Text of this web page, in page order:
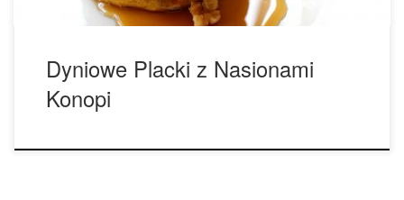
Dyniowe Placki z Nasionami
Konopi